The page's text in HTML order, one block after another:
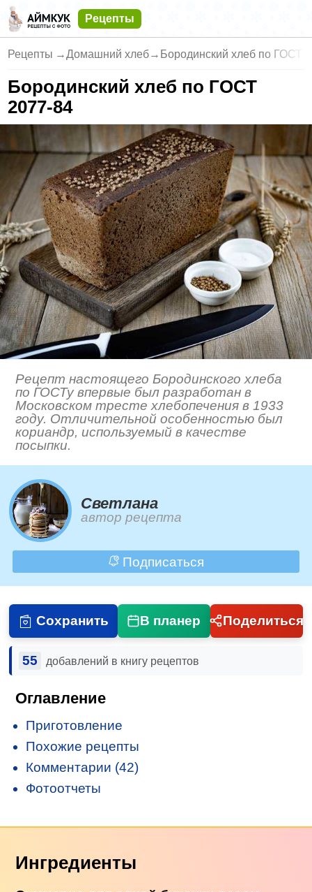
Рецепты
Рецепты →Домашний хлеб→ Бородинский хлеб по ГОСТ
Бородинский хлеб по ГОСТ
2077-84
Рецепт настоящего Бородинского хлеба
по ГОСТу впервые был разработан в
Московском тресте хлебопечения в 1933
году. Отличительной особенностью был
кориандр, используемый в качестве
посыпки.
Светлана
автор рецепта
Подписаться
Сохранить В планер Поделиться
55 добавлений в книгу рецептов
Оглавление
Приготовление
Похожие рецепты
Комментарии (42)
Фотоотчеты
Ингредиенты